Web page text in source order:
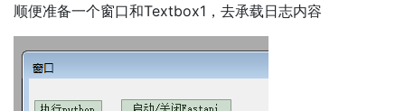
顺便准备一个窗口和Textbox1，去承载日志内容